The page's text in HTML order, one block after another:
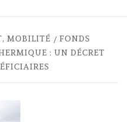
MOBILITÉ
FONDS
: UN DÉCRET